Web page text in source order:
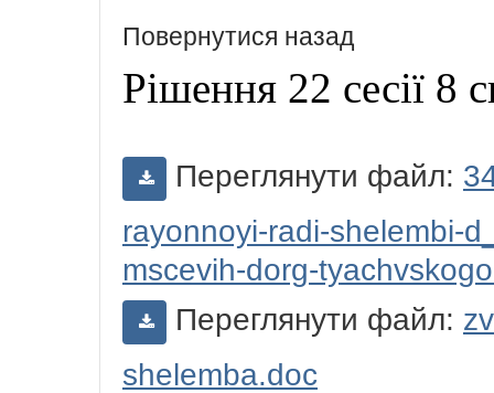
Повернутися назад
Рішення 22 сесії 8
Переглянути файл:
rayonnoyi-radi-shelembi-
mscevih-dorg-
Переглянути файл:
shelemba.doc